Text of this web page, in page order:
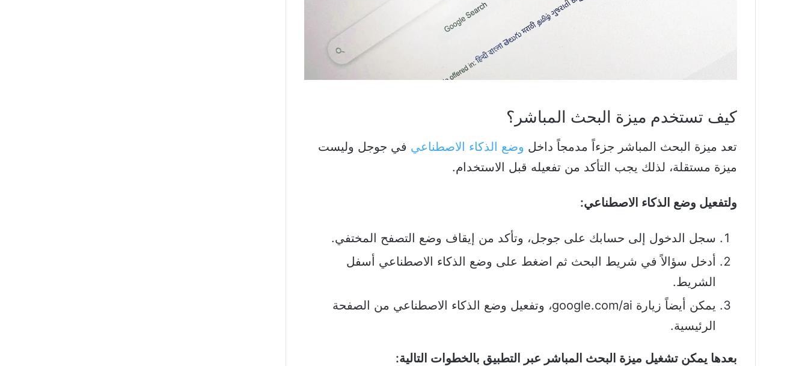
كيف تستخدم ميزة البحث المباشر؟
تعد ميزة البحث المباشر جزءاً مدمجاً داخل وضع الذكاء الاصطناعي في جوجل وليست
ميزة مستقلة، لذلك يجب التأكد من تفعيله قبل الاستخدام.
ولتفعيل وضع الذكاء الاصطناعي:
سجل الدخول إلى حسابك على جوجل، وتأكد من إيقاف وضع التصفح المختفي.
أدخل سؤالاً في شريط البحث ثم اضغط على وضع الذكاء الاصطناعي أسفل
الشريط.
يمكن أيضاً زيارة google.com/ai، وتفعيل وضع الذكاء الاصطناعي من الصفحة
الرئيسية.
بعدها يمكن تشغيل ميزة البحث المباشر عبر التطبيق بالخطوات التالية: